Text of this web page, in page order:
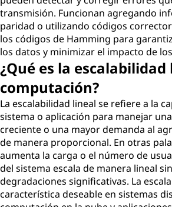
transmisión. Funcionan agregando
paridad o utilizando códigos
los códigos de Hamming para
los datos y minimizar el impacto de
¿Qué es la escalabilidad
computación?
La escalabilidad lineal se refiere a la
sistema o aplicación para manejar
creciente o una mayor demanda al
de manera proporcional. En otras
aumenta la carga o el número de
del sistema escala de manera lineal
degradaciones significativas. La
característica deseable en sistemas